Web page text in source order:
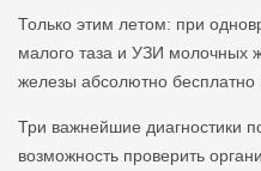
Только этим летом: при
малого таза и УЗИ
железы абсолютно бесплатно
Три важнейшие диагностики
возможность проверить